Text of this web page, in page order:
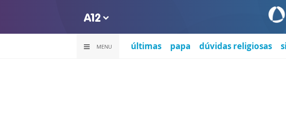
MENU últimas papa dúvidas religiosas